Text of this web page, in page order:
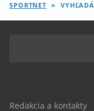
SPORTNET »
Redakcia a kontakty